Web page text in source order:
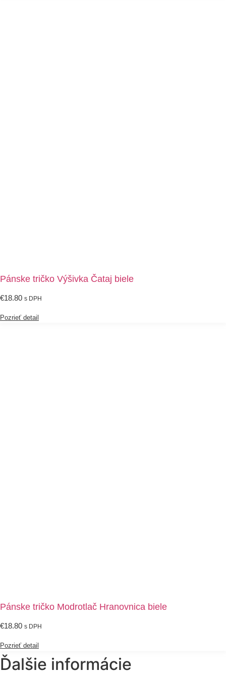
Pánske tričko Výšivka Čataj biele
€18.80 s DPH
Pozrieť detail
Pánske tričko Modrotlač Hranovnica biele
€18.80 s DPH
Pozrieť detail
Ďalšie informácie